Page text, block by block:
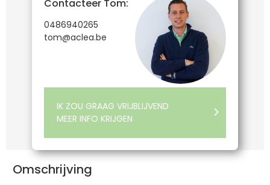
Contacteer Tom:
0486940265
tom@aclea.be
IK ZOU GRAAG VRIJBLIJVEND
MEER INFO KRIJGEN
Omschrijving